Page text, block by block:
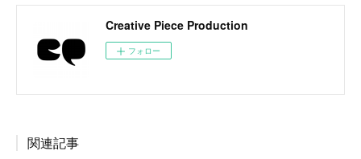
Creative Piece Production
フォロー
関連記事